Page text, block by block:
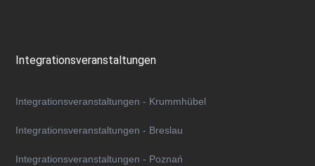
Integrationsveranstaltungen
Integrationsveranstaltungen - Krummhübel
Integrationsveranstaltungen - Breslau
Integrationsveranstaltungen - Poznań